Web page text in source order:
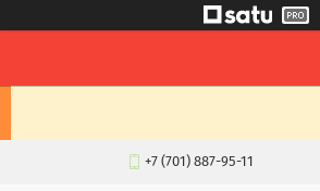
+7 (701) 887-95-11